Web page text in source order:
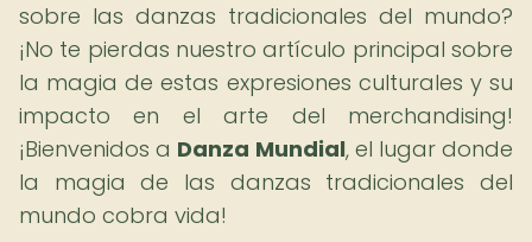
sobre las danzas tradicionales del mundo?
¡No te pierdas nuestro artículo principal sobre
la magia de estas expresiones culturales y su
impacto en el arte del merchandising!
¡Bienvenidos a Danza Mundial, el lugar donde
la magia de las danzas tradicionales del
mundo cobra vida!